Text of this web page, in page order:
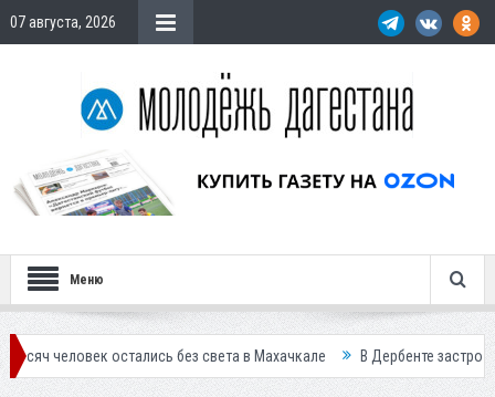
07 августа, 2026
Меню
остались без света в Махачкале В Дербенте застройщик